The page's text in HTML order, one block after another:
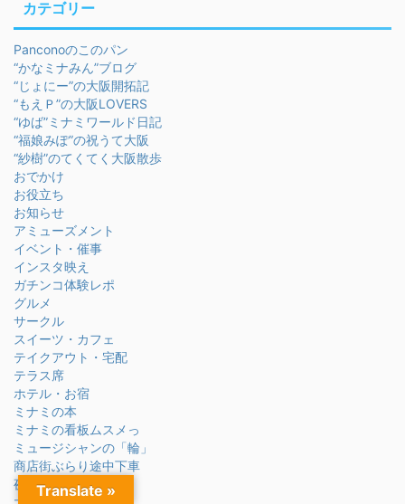
カテゴリー
Panconoのこのパン
“かなミナみん”ブログ
“じょにー”の大阪開拓記
“もえＰ”の大阪LOVERS
“ゆば”ミナミワールド日記
“福娘みぽ”の祝うて大阪
“紗樹”のてくてく大阪散歩
おでかけ
お役立ち
お知らせ
アミューズメント
イベント・催事
インスタ映え
ガチンコ体験レポ
グルメ
サークル
スイーツ・カフェ
テイクアウト・宅配
テラス席
ホテル・お宿
ミナミの本
ミナミの看板ムスメっ
ミュージシャンの「輪」
商店街ぶらり途中下車
夜のミナミ
Translate »